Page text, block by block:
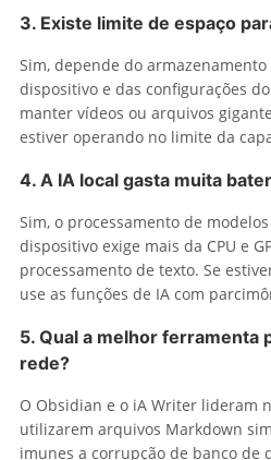
3. Existe limite de espaço
Sim, depende do
dispositivo e das configurações
manter vídeos ou arquivos
estiver operando no limite da
4. A IA local gasta muita
Sim, o processamento de
dispositivo exige mais da CPU e
processamento de texto. Se
use as funções de IA com
5. Qual a melhor ferramenta
rede?
O Obsidian e o iA Writer lideram
utilizarem arquivos Markdown
imunes a corrupção de banco de